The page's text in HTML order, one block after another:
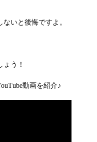
いと後悔ですよ。
う！
動画を紹介♪